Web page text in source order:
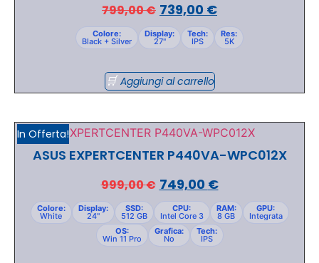
799,00€ 739,00 €
Colore:
Black + Silver
Display:
27"
Tech:
IPS
Res:
5K
Aggiungi al carrello
In Offerta!
ASUS EXPERTCENTER P440VA-WPC012X
999,00€ 749,00 €
Colore:
White
Display:
24"
SSD:
512 GB
CPU:
Intel Core 3
RAM:
8 GB
GPU:
Integrata
OS:
Win 11 Pro
Grafica:
No
Tech:
IPS